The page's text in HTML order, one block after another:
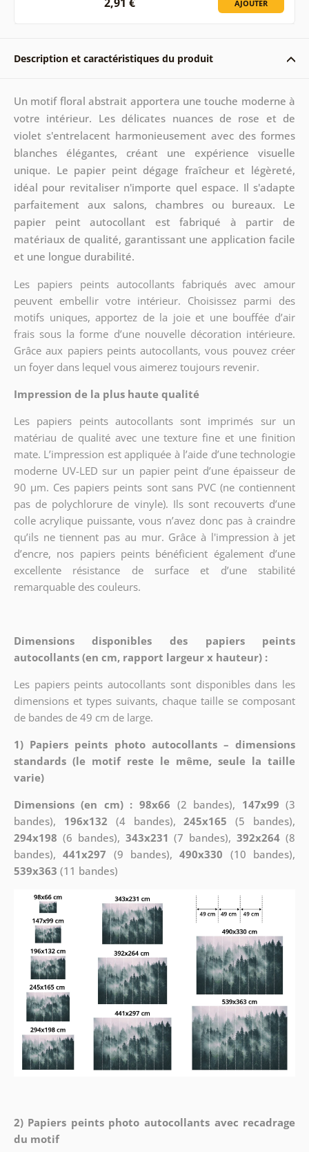
AJOUTER
Description et caractéristiques du produit
Un motif floral abstrait apportera une touche moderne à
votre intérieur. Les délicates nuances de rose et de
violet s'entrelacent harmonieusement avec des formes
blanches élégantes, créant une expérience visuelle
unique. Le papier peint dégage fraîcheur et légèreté,
idéal pour revitaliser n'importe quel espace. Il s'adapte
parfaitement aux salons, chambres ou bureaux. Le
papier peint autocollant est fabriqué à partir de
matériaux de qualité, garantissant une application facile
et une longue durabilité.
Les papiers peints autocollants fabriqués avec amour
peuvent embellir votre intérieur. Choisissez parmi des
motifs uniques, apportez de la joie et une bouffée d’air
frais sous la forme d’une nouvelle décoration intérieure.
Grâce aux papiers peints autocollants, vous pouvez créer
un foyer dans lequel vous aimerez toujours revenir.
Impression de la plus haute qualité
Les papiers peints autocollants sont imprimés sur un
matériau de qualité avec une texture fine et une finition
mate. L’impression est appliquée à l’aide d’une technologie
moderne UV-LED sur un papier peint d’une épaisseur de
90 µm. Ces papiers peints sont sans PVC (ne contiennent
pas de polychlorure de vinyle). Ils sont recouverts d’une
colle acrylique puissante, vous n’avez donc pas à craindre
qu’ils ne tiennent pas au mur. Grâce à l'impression à jet
d’encre, nos papiers peints bénéficient également d’une
excellente résistance de surface et d’une stabilité
remarquable des couleurs.
Dimensions disponibles des papiers peints
autocollants (en cm, rapport largeur x hauteur) :
Les papiers peints autocollants sont disponibles dans les
dimensions et types suivants, chaque taille se composant
de bandes de 49 cm de large.
1) Papiers peints photo autocollants – dimensions
standards (le motif reste le même, seule la taille
varie)
Dimensions (en cm) : 98x66 (2 bandes), 147x99 (3
bandes), 196x132 (4 bandes),245x165 (5 bandes),
294x198 (6 bandes), 343x231 (7 bandes),392x264 (8
bandes),441x297 (9 bandes),490x330 (10 bandes),
539x363 (11 bandes)
2) Papiers peints photo autocollants avec recadrage
du motif